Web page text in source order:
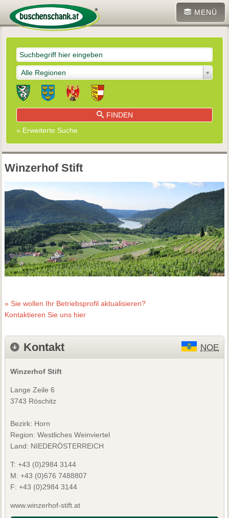
MENÜ
Alle Regionen
FINDEN
» Erweiterte Suche
Winzerhof Stift
» Sie wollen Ihr Betriebsprofil aktualisieren?
Kontaktieren Sie uns hier
Kontakt NOE
Winzerhof Stift
Lange Zeile 6
3743 Röschitz
Bezirk: Horn
Region: Westliches Weinviertel
Land: NIEDERÖSTERREICH
T: +43 (0)2984 3144
M: +43 (0)676 7488807
F: +43 (0)2984 3144
www.winzerhof-stift.at